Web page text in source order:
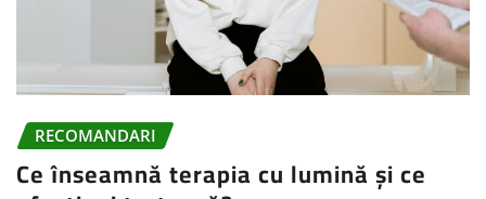
RECOMANDARI
Ce înseamnă terapia cu lumină și ce